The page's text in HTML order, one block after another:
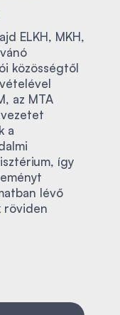
ELKH, MKH,
közösségtől
az MTA
a
így
lévő
röviden